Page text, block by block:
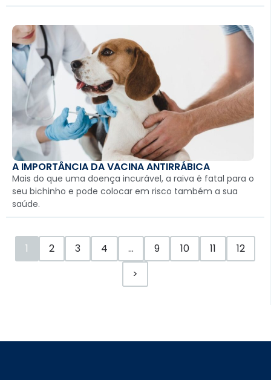
A IMPORTÂNCIA DA VACINA ANTIRRÁBICA
Mais do que uma doença incurável, a raiva é fatal para o
seu bichinho e pode colocar em risco também a sua
saúde.
1 2 3 4 … 9 10 11
12
>